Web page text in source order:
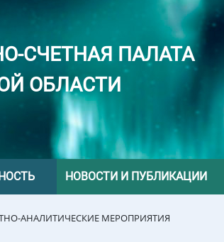
СЧЕТНАЯ ПАЛАТА
ОБЛАСТИ
НОВОСТИ И ПУБЛИКАЦИИ
АНАЛИТИЧЕСКИЕ МЕРОПРИЯТИЯ